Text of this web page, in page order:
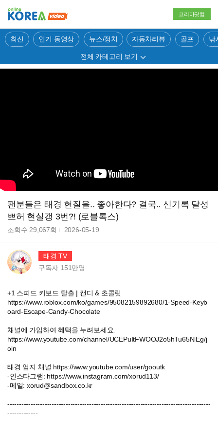
코리아닷컴
최신 인기 동영상 뉴스/정치 자동차리뷰 골프 낚
전체 카테고리 보기
팬분들은 태경 현질을.. 좋아한다? 결국.. 신기록 달성
쁘허 현실갱 3번?! (로블록스)
조회수 29,067회 2026-05-19
태경 TV
구독자 151만명
+1 스피드 키보드 탈출 | 캔디 & 초콜릿
https://www.roblox.com/ko/games/95082159892680/1-Speed-Keyb
oard-Escape-Candy-Chocolate
채널에 가입하여 혜택을 누려보세요.
https://www.youtube.com/channel/UCEPuItFWOOJ2o5hTu65NlEg/j
oin
태경 엄지 채널 https://www.youtube.com/user/gooutk
-인스타그램: https://www.instagram.com/xorud113/
-메일: xorud@sandbox.co.kr
---------------------------------------------------------------------------------------
-------------